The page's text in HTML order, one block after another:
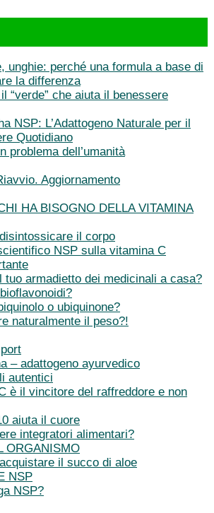
unghie: perché una formula a base di
la differenza
“verde” che aiuta il benessere
NSP: L’Adattogeno Naturale per il
Quotidiano
problema dell’umanità
Aggiornamento
HA BISOGNO DELLA VITAMINA
il corpo
NSP sulla vitamina C
tuo armadietto dei medicinali a casa?
o ubiquinone?
naturalmente il peso?!
– adattogeno ayurvedico
autentici
è il vincitore del raffreddore e non
aiuta il cuore
integratori alimentari?
ORGANISMO
il succo di aloe
NSP
NSP?